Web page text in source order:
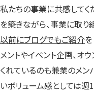
私たちの事業に共感してく
を築きながら、事業に取り
以前にブログでもご紹介
メントやイベント企画、オ
くれているのも兼業のメン
いボリューム感としては週